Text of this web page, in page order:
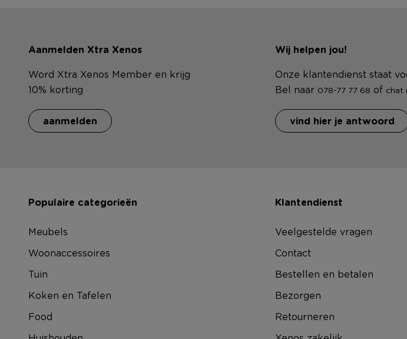
Aanmelden Xtra Xenos
Word Xtra Xenos Member en krijg
10% korting
aanmelden
Wij helpen jou!
Onze klantendienst staat
Bel naar 078-77 77 68 of chat
vind hier je antwoord
Populaire categorieën
Meubels
Woonaccessoires
Tuin
Koken en Tafelen
Food
Klantendienst
Veelgestelde vragen
Contact
Bestellen en betalen
Bezorgen
Retourneren